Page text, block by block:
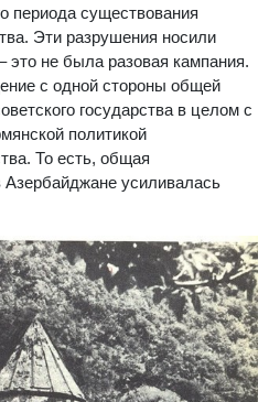
периода существования
Эти разрушения носили
это не была разовая кампания.
с одной стороны общей
государства в целом с
политикой
То есть, общая
Азербайджане усиливалась